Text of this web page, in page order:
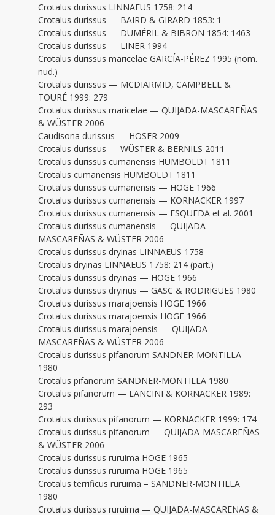
Crotalus durissus LINNAEUS 1758: 214
Crotalus durissus — BAIRD & GIRARD 1853: 1
Crotalus durissus — DUMÉRIL & BIBRON 1854: 1463
Crotalus durissus — LINER 1994
Crotalus durissus maricelae GARCÍA-PÉREZ 1995 (nom.
nud.)
Crotalus durissus — MCDIARMID, CAMPBELL &
TOURÉ 1999: 279
Crotalus durissus maricelae — QUIJADA-MASCAREÑAS
& WÜSTER 2006
Caudisona durissus — HOSER 2009
Crotalus durissus — WÜSTER & BERNILS 2011
Crotalus durissus cumanensis HUMBOLDT 1811
Crotalus cumanensis HUMBOLDT 1811
Crotalus durissus cumanensis — HOGE 1966
Crotalus durissus cumanensis — KORNACKER 1997
Crotalus durissus cumanensis — ESQUEDA et al. 2001
Crotalus durissus cumanensis — QUIJADA-
MASCAREÑAS & WÜSTER 2006
Crotalus durissus dryinas LINNAEUS 1758
Crotalus dryinas LINNAEUS 1758: 214 (part.)
Crotalus durissus dryinas — HOGE 1966
Crotalus durissus dryinus — GASC & RODRIGUES 1980
Crotalus durissus marajoensis HOGE 1966
Crotalus durissus marajoensis HOGE 1966
Crotalus durissus marajoensis — QUIJADA-
MASCAREÑAS & WÜSTER 2006
Crotalus durissus pifanorum SANDNER-MONTILLA
1980
Crotalus pifanorum SANDNER-MONTILLA 1980
Crotalus pifanorum — LANCINI & KORNACKER 1989:
293
Crotalus durissus pifanorum — KORNACKER 1999: 174
Crotalus durissus pifanorum — QUIJADA-MASCAREÑAS
& WÜSTER 2006
Crotalus durissus ruruima HOGE 1965
Crotalus durissus ruruima HOGE 1965
Crotalus terrificus ruruima – SANDNER-MONTILLA
1980
Crotalus durissus ruruima — QUIJADA-MASCAREÑAS &